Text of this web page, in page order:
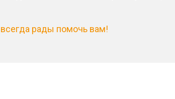
рады помочь вам!